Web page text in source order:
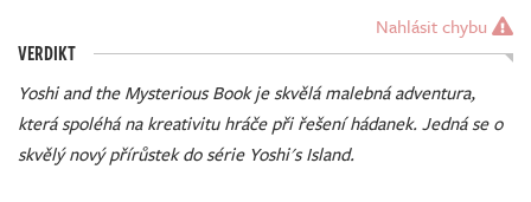
Nahlásit chybu
VERDIKT
Yoshi and the Mysterious Book je skvělá malebná adventura,
která spoléhá na kreativitu hráče při řešení hádanek. Jedná se o
skvělý nový přírůstek do série Yoshi's Island.